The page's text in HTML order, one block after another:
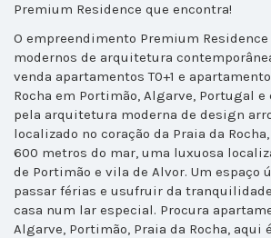
Premium Residence que encontra!
O empreendimento Premium Residence
modernos de arquitetura
venda apartamentos T0+1 e
Rocha em Portimão, Algarve, Portugal e
pela arquitetura moderna de design
localizado no coração da Praia da
600 metros do mar, uma luxuosa
de Portimão e vila de Alvor. Um espaço
passar férias e usufruir da
casa num lar especial. Procura
Algarve, Portimão, Praia da Rocha, aqui